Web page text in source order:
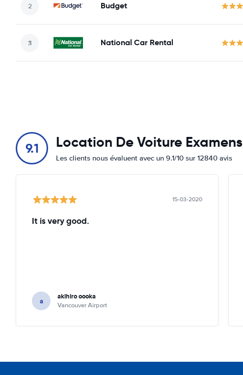
Budget
National Car Rental
9.1 Location De Voiture Examens
Les clients nous évaluent avec un 9.1/10 sur 12840 avis
15-03-2020
It is very good.
a akihiro oooka
Vancouver Airport